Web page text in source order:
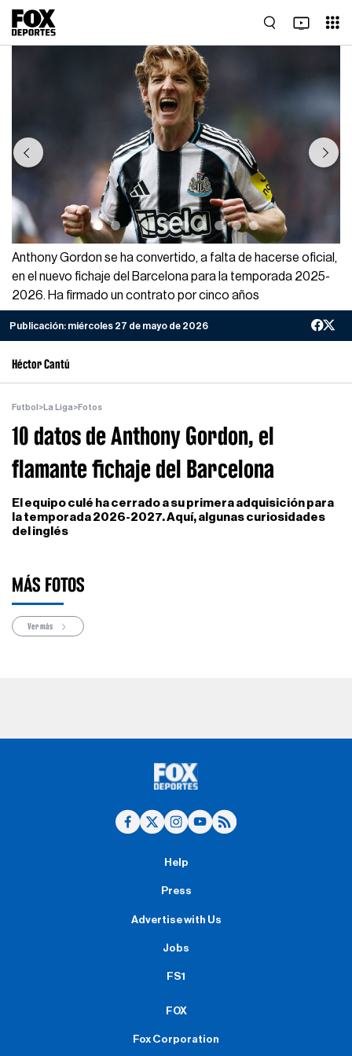
Previous Next
Anthony Gordon se ha convertido, a falta de hacerse oficial,
en el nuevo fichaje del Barcelona para la temporada 2025-
2026. Ha firmado un contrato por cinco años
Publicación: miércoles 27 de mayo de 2026
Héctor Cantú
Futbol >La Liga>Fotos
10 datos de Anthony Gordon, el
flamante fichaje del Barcelona
El equipo culé ha cerrado a su primera adquisición para
la temporada 2026-2027. Aquí, algunas curiosidades
del inglés
MÁS FOTOS
Ver más
Help
Press
Advertise with Us
Jobs
FS1
FOX
Fox Corporation